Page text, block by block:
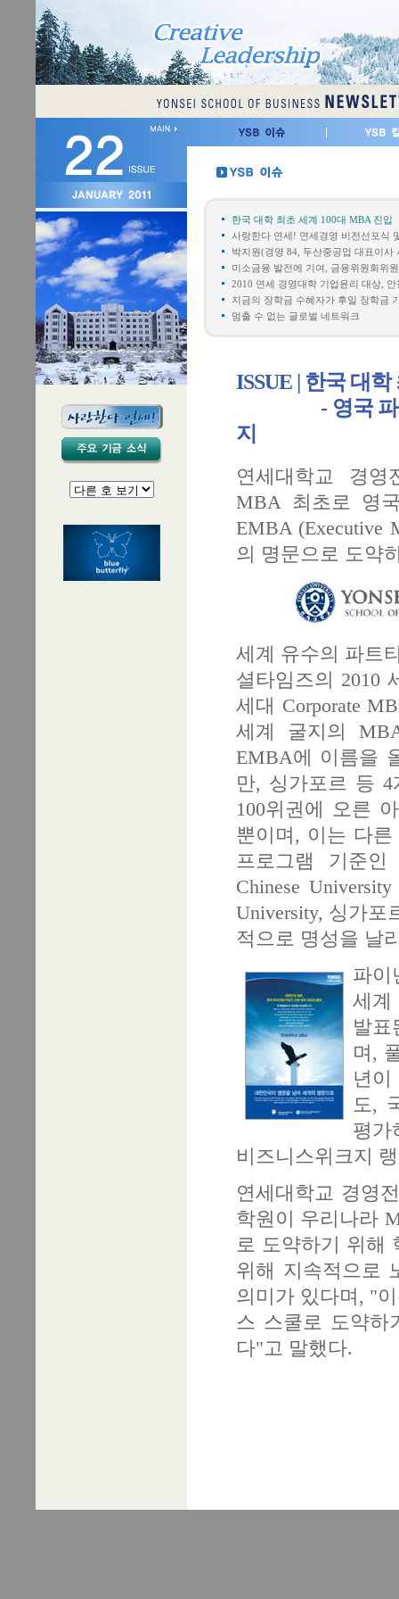
한국 대학 최초 세계 100대 MBA 진입
사랑한다 연세! 연세경영 비전선포식
박지원(경영 84, 두산중공업 대표이사
미소금융 발전에 기여, 금융위원회위
2010 연세 경영대학 기업윤리 대상, 안
지금의 장학금 수혜자가 후일 장학금
멈출 수 없는 글로벌 네트워크
ISSUE | 한국 대
- 영국 파이낸
지
연세대학교 경
MBA 최초로 영
EMBA (Executive
의 명문으로 도약
세계 유수의 파트
셜타임즈의 2010
세대 Corporate
세계 굴지의
EMBA에 이름을
만, 싱가포르 등
100위권에 오른
뿐이며, 이는 다
프로그램 기준
Chinese
University, 싱가포
적으로 명성을 날
파이
세계
발표
며,
년이
도,
평가
비즈니스위크지
연세대학교 경영
학원이 우리나라
로 도약하기 위해
위해 지속적으로
의미가 있다며, "
스 스쿨로 도약하
다"고 말했다.